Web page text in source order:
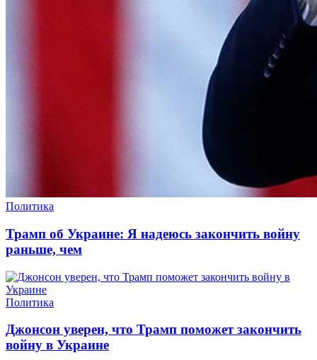
Политика
Трамп об Украине: Я надеюсь закончить войну
раньше, чем
Политика
Джонсон уверен, что Трамп поможет закончить
войну в Украине